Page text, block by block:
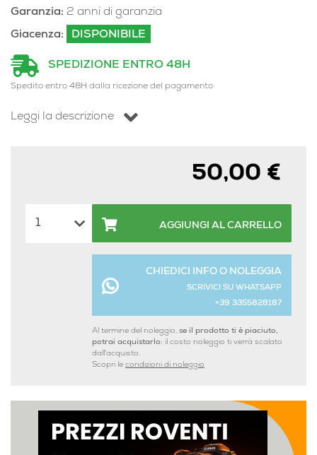
Garanzia: 2 anni di garanzia
Giacenza:
DISPONIBILE
SPEDIZIONE ENTRO 48H
Spedito entro 48H dalla ricezione del pagamento
Leggi la descrizione
50,00 €
AGGIUNGI AL CARRELLO
CHIEDICI INFO O NOLEGGIA
SCRIVICI SU WHATSAPP
+39 3355828187
Al termine del noleggio, se il prodotto ti è piaciuto,
potrai acquistarlo: il costo noleggio ti verrà scalato
dall'acquisto.
Scopri le condizioni di noleggio